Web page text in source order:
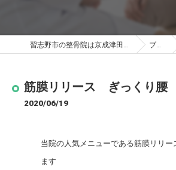
習志野市の整骨院は京成津田沼整骨院 ブログ
筋膜リリース ぎっくり腰
2020/06/19
当院の人気メニューである筋膜リリー
ます